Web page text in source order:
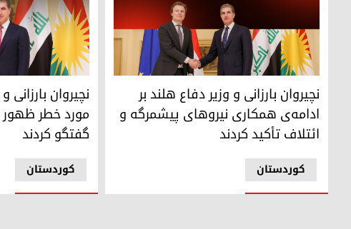
رئیس اقلیم کوردستان و وزیر دفاع هلند
کوردستان
نچیروان بارزانی و وزیر دفاع هلند بر
ادامه‌ی همکاری نیروهای پیشمرگه و
ائتلاف تأکید کردند
"نچیروان
کوردستان
نچیروان بارزانی
مورد خطر
گفتگو کردند